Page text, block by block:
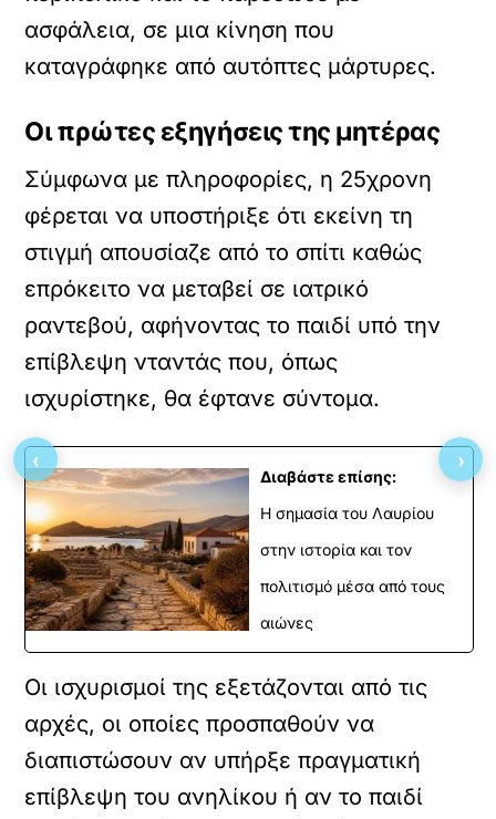
ασφάλεια, σε μια κίνηση που
καταγράφηκε από αυτόπτες μάρτυρες.
Οι πρώτες εξηγήσεις της μητέρας
Σύμφωνα με πληροφορίες, η 25χρονη
φέρεται να υποστήριξε ότι εκείνη τη
στιγμή απουσίαζε από το σπίτι καθώς
επρόκειτο να μεταβεί σε ιατρικό
ραντεβού, αφήνοντας το παιδί υπό την
επίβλεψη νταντάς που, όπως
ισχυρίστηκε, θα έφτανε σύντομα.
Διαβάστε επίσης:
Η σημασία του Λαυρίου
στην ιστορία και τον
πολιτισμό μέσα από τους
αιώνες
Οι ισχυρισμοί της εξετάζονται από τις
αρχές, οι οποίες προσπαθούν να
διαπιστώσουν αν υπήρξε πραγματική
επίβλεψη του ανηλίκου ή αν το παιδί
‹ ›